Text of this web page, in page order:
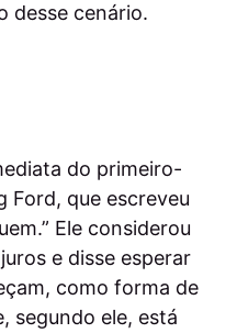
desse cenário.
do primeiro-
Ford, que escreveu
Ele considerou
e disse esperar
como forma de
segundo ele, está